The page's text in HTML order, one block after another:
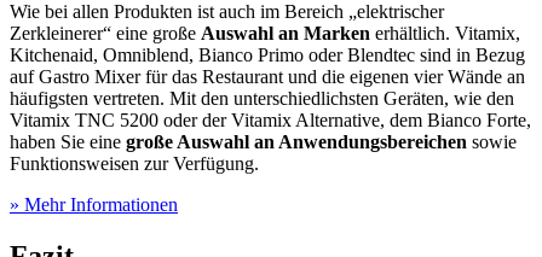
Wie bei allen Produkten ist auch im Bereich „elektrischer
Zerkleinerer“ eine große Auswahl an Marken erhältlich. Vitamix,
Kitchenaid, Omniblend, Bianco Primo oder Blendtec sind in Bezug
auf Gastro Mixer für das Restaurant und die eigenen vier Wände an
häufigsten vertreten. Mit den unterschiedlichsten Geräten, wie den
Vitamix TNC 5200 oder der Vitamix Alternative, dem Bianco Forte,
haben Sie eine große Auswahl an Anwendungsbereichen sowie
Funktionsweisen zur Verfügung.
» Mehr Informationen